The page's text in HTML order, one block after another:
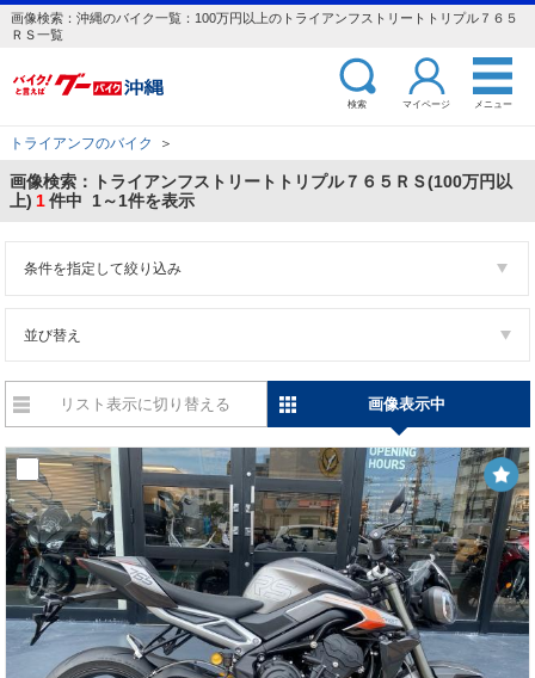
画像検索：沖縄のバイク一覧：100万円以上のトライアンフストリートトリプル７６５
ＲＳ一覧
検索 マイページ メニュー
トライアンフのバイク ＞
画像検索：トライアンフストリートトリプル７６５ＲＳ(100万円以
上) 1件中 1～1件を表示
条件を指定して絞り込み
並び替え
リスト表示に切り替える 画像表示中